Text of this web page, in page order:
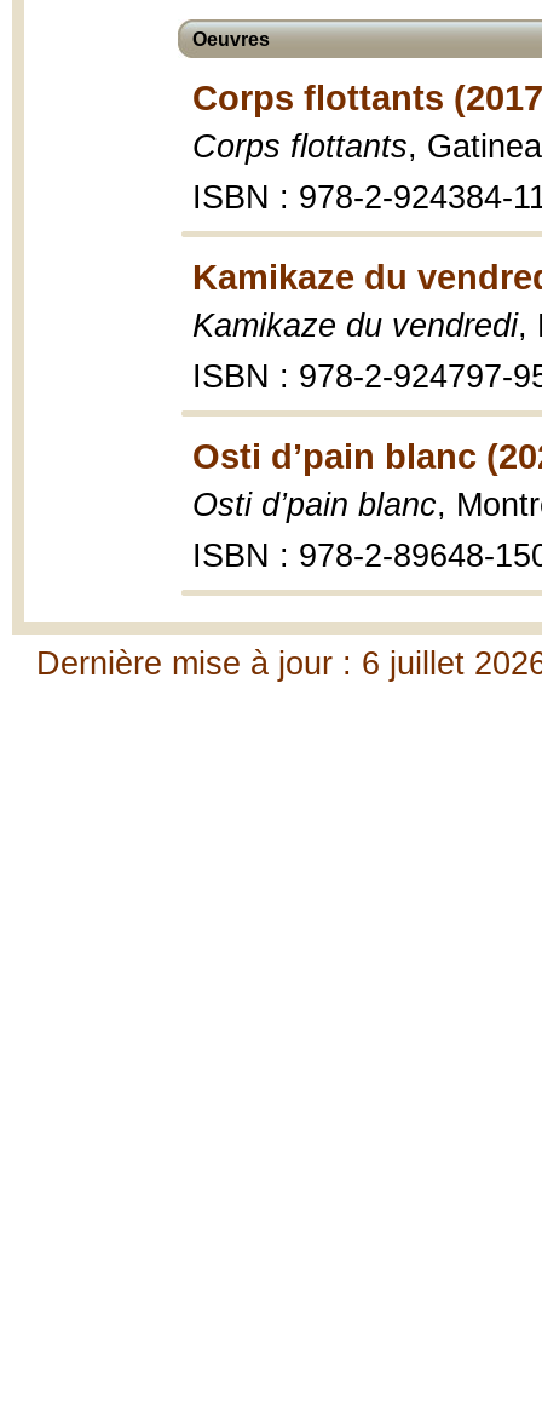
Oeuvres
Corps flottants
Corps flottants,
ISBN : 978-2-924384-
Kamikaze du
Kamikaze du vendredi,
ISBN : 978-2-924797-
Osti d’pain blanc
Osti d’pain blanc,
ISBN : 978-2-89648-
Dernière mise à jour : 6 juillet